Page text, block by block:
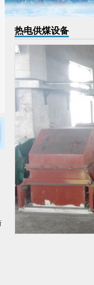
热电供煤设备